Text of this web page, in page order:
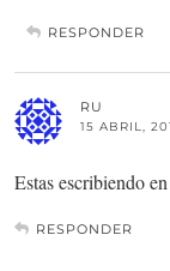
RESPONDER
RU
15 ABRIL,
Estas escribiendo
RESPONDER